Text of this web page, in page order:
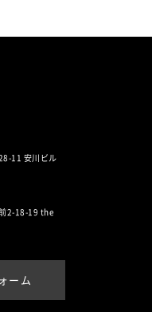
11 安川ビル
2-18-19 the
ーム